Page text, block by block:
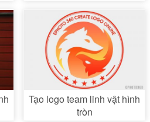
Tạo logo team linh vật hình
tròn